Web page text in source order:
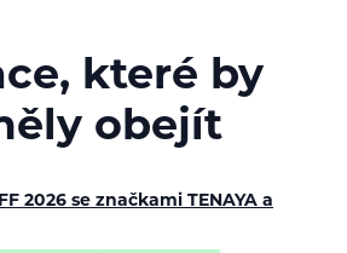
které by
obejít
2026 se značkami TENAYA a